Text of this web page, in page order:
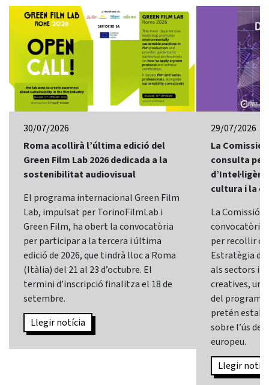
30/07/2026
Roma acollirà l’última edició del
Green Film Lab 2026 dedicada a la
sostenibilitat audiovisual
El programa internacional Green Film
Lab, impulsat per TorinoFilmLab i
Green Film, ha obert la convocatòria
per participar a la tercera i última
edició de 2026, que tindrà lloc a Roma
(Itàlia) del 21 al 23 d’octubre. El
termini d’inscripció finalitza el 18 de
setembre.
Llegir notícia
29/07/2026
La Comissió
consulta
cultura i la
La Comissió
convocatòria
per recollir
Estratègia
als sectors i
creatives,
del programa
pretén
sobre l’ús de
europeu.
Llegir